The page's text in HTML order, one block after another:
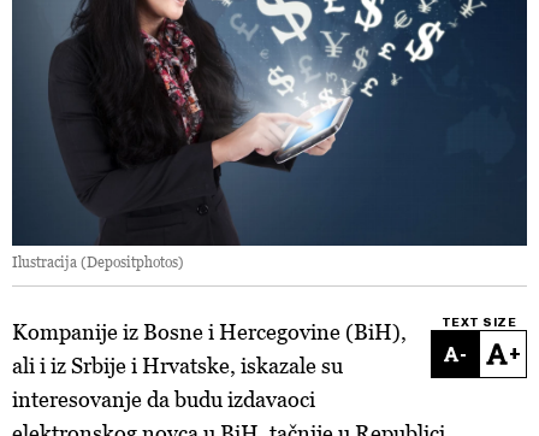
Ilustracija (Depositphotos)
TEXT SIZE
- +
Kompanije iz Bosne i Hercegovine (BiH),
ali i iz Srbije i Hrvatske, iskazale su
interesovanje da budu izdavaoci